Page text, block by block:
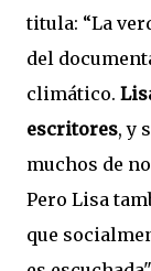
titula: “La
del
climático.
escritores, y
muchos de
Pero Lisa
que